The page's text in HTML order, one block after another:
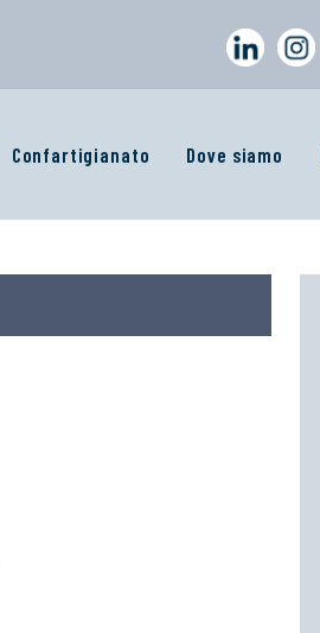
Confartigianato Dove siamo